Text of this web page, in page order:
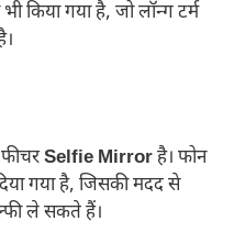
किया गया है, जो लॉन्ग टर्म
Selfie Mirrorहै। फोन
गया है, जिसकी मदद से
ले सकते हैं।